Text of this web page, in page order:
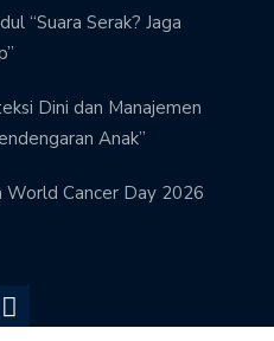
“Suara Serak? Jaga
Dini dan Manajemen
Anak”
World Cancer Day 2026